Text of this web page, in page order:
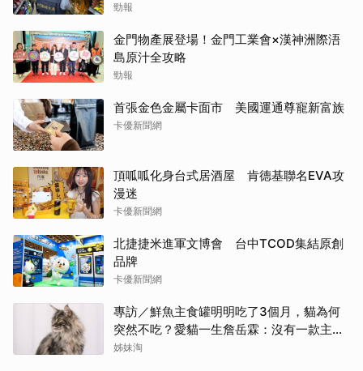
勁報
金門物產展登場！金門工業會×漢神洲際浯
島原汁全攻略
勁報
首張金色金屬卡面市 美國運通尊寵新富族
卡優新聞網
頂呱呱化身台式居酒屋 肯德基聯名EVA攻
漫迷
卡優新聞網
北捷捷米進軍文博會 台中TCOD集結原創
品牌
卡優新聞網
專訪／鮮魚主食罐明明吃了3個月，貓為何
突然不吃？愛貓一生詹岳霖：沒有一款主食
能保證牠永遠喜歡
姊妹淘